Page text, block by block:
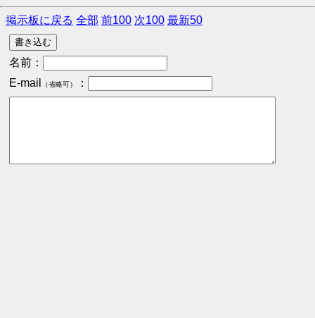
掲示板に戻る 全部 前100 次100 最新50
名前：
E-mail
（省略可） ：